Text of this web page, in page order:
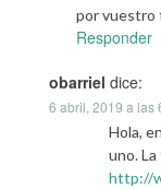
por vuestro
Responder
obarriel dice:
6 abril, 2019 a las
Hola,
uno.
http://